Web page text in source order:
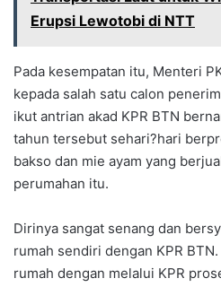
Erupsi Lewotobi di NTT
Pada kesempatan itu, Menteri
kepada salah satu calon
ikut antrian akad KPR BTN
tahun tersebut sehari?hari
bakso dan mie ayam yang
perumahan itu.
Dirinya sangat senang dan
rumah sendiri dengan KPR
rumah dengan melalui KPR